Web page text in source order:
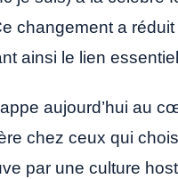
changement a
ainsi le lien
aujourd’hui au
chez ceux qui
par une culture